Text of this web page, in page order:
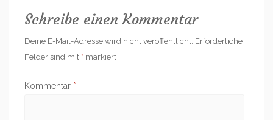
Schreibe einen Kommentar
Deine E-Mail-Adresse wird nicht veröffentlicht. Erforderliche
Felder sind mit * markiert
Kommentar *